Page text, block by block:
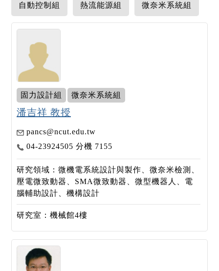
自動控制組 熱流能源組 微奈米系統組
固力設計組 微奈米系統組
潘吉祥 教授
pancs@ncut.edu.tw
04-23924505 分機 7155
研究領域：微機電系統設計與製作、微奈米檢測、
壓電微致動器、SMA微致動器、微型機器人、電
腦輔助設計、機構設計
研究室：機械館4樓